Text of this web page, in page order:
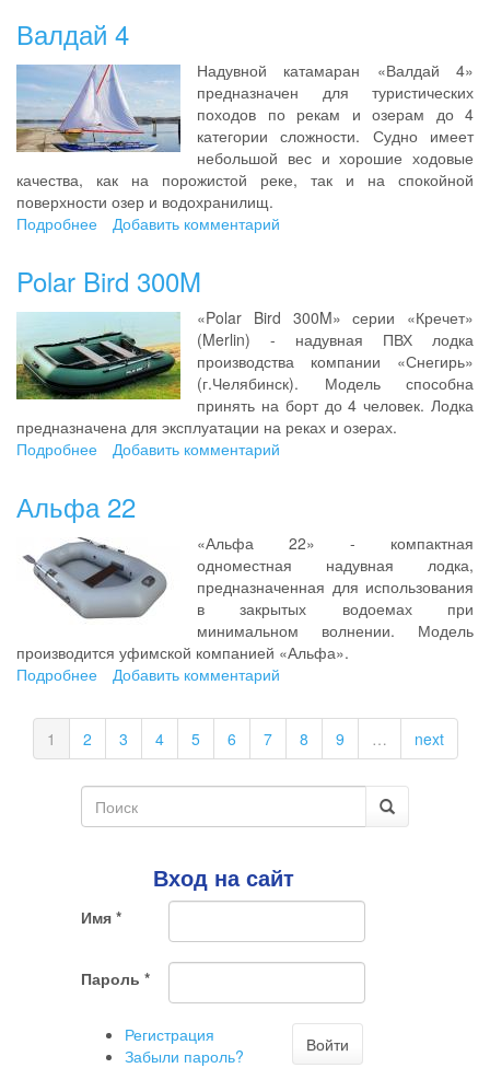
300
НДНД
Валдай 4
Надувной катамаран «Валдай 4»
предназначен для туристических
походов по рекам и озерам до 4
категории сложности. Судно имеет
небольшой вес и хорошие ходовые
качества, как на порожистой реке, так и на спокойной
поверхности озер и водохранилищ.
Подробнее
Добавить комментарий
Polar Bird 300M
«Polar Bird 300M» серии «Кречет»
(Merlin) - надувная ПВХ лодка
производства компании «Снегирь»
(г.Челябинск). Модель способна
принять на борт до 4 человек. Лодка
предназначена для эксплуатации на реках и озерах.
Подробнее
300M
Добавить комментарий
Альфа 22
«Альфа 22» - компактная
одноместная надувная лодка,
предназначенная для использования
в закрытых водоемах при
минимальном волнении. Модель
производится уфимской компанией «Альфа».
Подробнее
22
Добавить комментарий
1 2 3 4 5 6 7 8 9 … next
Форма
поиска
Вход на сайт
Имя *
Пароль *
Регистрация
Забыли пароль?
Войти